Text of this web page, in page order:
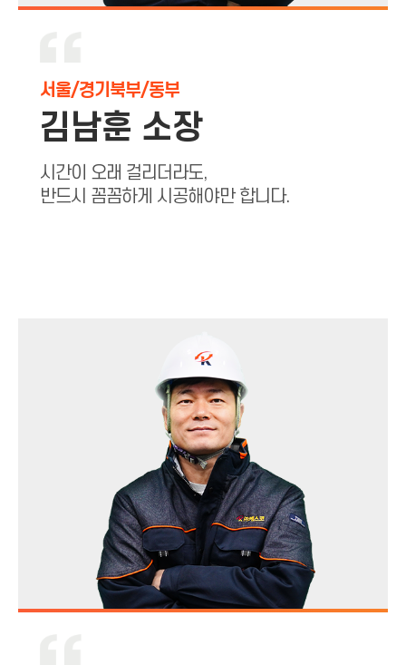
서울/경기북부/동부
김남훈 소장
시간이 오래 걸리더라도,
반드시 꼼꼼하게 시공해야만 합니다.